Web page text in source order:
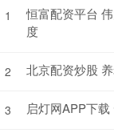
1
恒富配资平台 伟
度
2 北京配资炒股
3 启灯网APP下